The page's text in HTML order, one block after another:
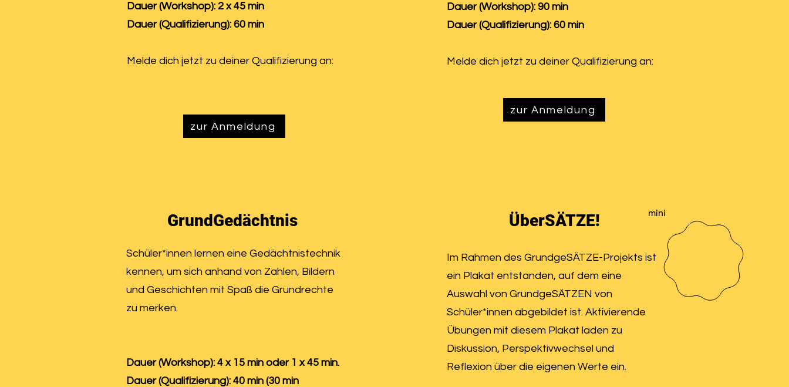
Dauer (Workshop): 2 x 45 min
Dauer (Qualifizierung): 60 min
Melde dich jetzt zu deiner Qualifizierung an:
zur Anmeldung
GrundGedächtnis
Schüler*innen lernen eine Gedächtnistechnik
kennen, um sich anhand von Zahlen, Bildern
und Geschichten mit Spaß die Grundrechte
zu merken.
Dauer (Workshop): 4 x 15 min oder 1 x 45 min.
Dauer (Qualifizierung): 40 min (30 min
Dauer (Workshop): 90 min
Dauer (Qualifizierung): 60 min
Melde dich jetzt zu deiner Qualifizierung an:
zur Anmeldung
ÜberSÄTZE! mini
Im Rahmen des GrundgeSÄTZE-Projekts ist
ein Plakat entstanden, auf dem eine
Auswahl von GrundgeSÄTZEN von
Schüler*innen abgebildet ist. Aktivierende
Übungen mit diesem Plakat laden zu
Diskussion, Perspektivwechsel und
Reflexion über die eigenen Werte ein.